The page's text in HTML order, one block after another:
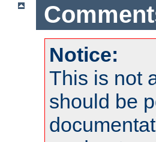
Notice:
This is not
should be